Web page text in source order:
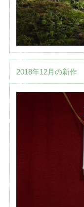
2018年12月の新作